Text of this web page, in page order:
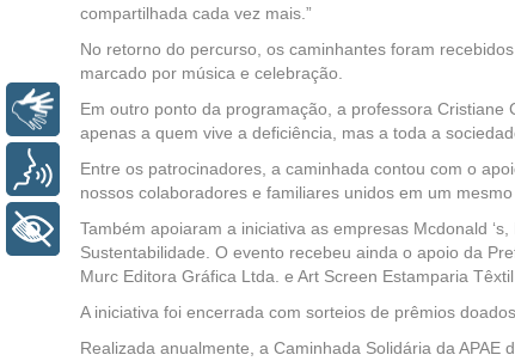
compartilhada cada vez mais.”
No retorno do percurso, os caminhantes foram
marcado por música e celebração.
Em outro ponto da programação, a professora Cristiane
apenas a quem vive a deficiência, mas a toda a
Entre os patrocinadores, a caminhada contou com o
nossos colaboradores e familiares unidos em um
Também apoiaram a iniciativa as empresas Mcdonald
Sustentabilidade. O evento recebeu ainda o apoio da
Murc Editora Gráfica Ltda. e Art Screen Estamparia Têxtil
A iniciativa foi encerrada com sorteios de prêmios
Realizada anualmente, a Caminhada Solidária da
Libras
Voz
+ Acessibilidade